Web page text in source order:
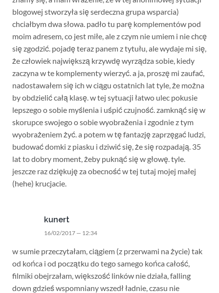
blogowej stworzyła się serdeczna grupa wsparcia)
chciałbym dwa słowa. padło tu parę komplementów pod
moim adresem, co jest miłe, ale z czym nie umiem i nie chcę
się zgodzić. pojadę teraz panem z tytułu, ale wydaje mi się,
że człowiek największą krzywdę wyrządza sobie, kiedy
zaczyna w te komplementy wierzyć. a ja, proszę mi zaufać,
nadostawałem się ich w ciągu ostatnich lat tyle, że można
by obdzielić całą klasę. w tej sytuacji łatwo ulec pokusie
lepszego o sobie myślenia i uśpić czujność. zamknąć się w
skorupce swojego o sobie wyobrażenia i zgodnie z tym
wyobrażeniem żyć. a potem w tę fantazję zaprzęgać ludzi,
budować domki z piasku i dziwić się, że się rozpadają. 35
lat to dobry moment, żeby puknąć się w głowę. tyle.
jeszcze raz dziękuję za obecność w tej tutaj mojej małej
(hehe) krucjacie.
kunert
16/02/2017 — 12:34
w sumie przeczytałam, ciągiem (z przerwami na życie) tak
od końca i od początku do tego samego końca całość,
filmiki obejrzałam, większość linków nie działa, falling
down gdzieś wspomniany wszedł ładnie, czasu nie